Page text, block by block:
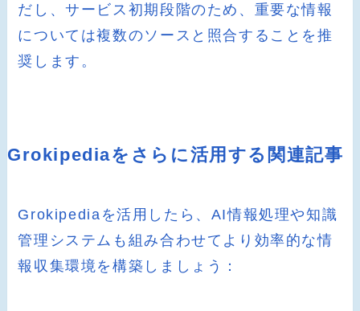
だし、サービス初期段階のため、重要な情報
については複数のソースと照合することを推
奨します。
Grokipediaをさらに活用する関連記事
Grokipediaを活用したら、AI情報処理や知識
管理システムも組み合わせてより効率的な情
報収集環境を構築しましょう：